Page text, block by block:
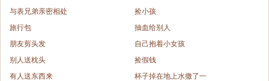
与表兄弟亲密相处
捡小孩
旅行包
抽血给别人
朋友剪头发
自己抱着小女孩
别人送枕头
捡假钱
有人送东西来
杯子掉在地上水撒了一